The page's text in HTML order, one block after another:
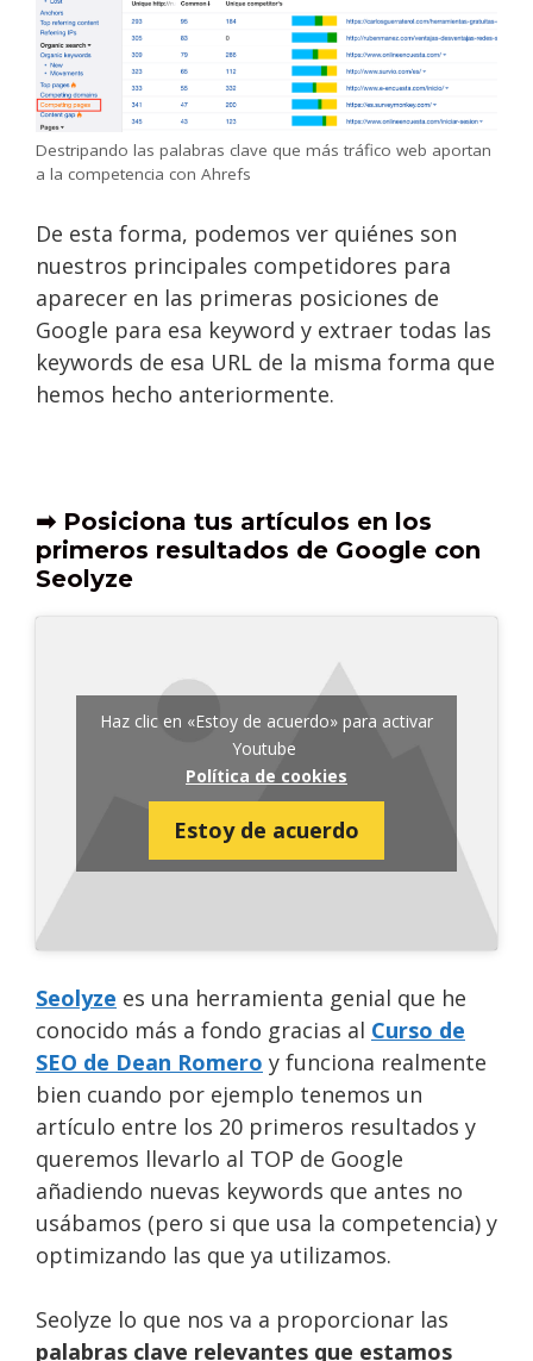
Destripando las palabras clave que más tráfico web aportan
a la competencia con Ahrefs
De esta forma, podemos ver quiénes son
nuestros principales competidores para
aparecer en las primeras posiciones de
Google para esa keyword y extraer todas las
keywords de esa URL de la misma forma que
hemos hecho anteriormente.
➡ Posiciona tus artículos en los
primeros resultados de Google con
Seolyze
Haz clic en «Estoy de acuerdo» para activar
Youtube
Política de cookies
Estoy de acuerdo
Seolyze es una herramienta genial que he
conocido más a fondo gracias al Curso de
SEO de Dean Romero y funciona realmente
bien cuando por ejemplo tenemos un
artículo entre los 20 primeros resultados y
queremos llevarlo al TOP de Google
añadiendo nuevas keywords que antes no
usábamos (pero si que usa la competencia) y
optimizando las que ya utilizamos.
Seolyze lo que nos va a proporcionar las
palabras clave relevantes que estamos